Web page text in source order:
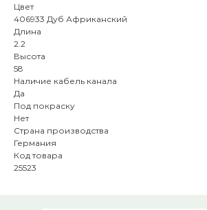
Цвет
406933 Дуб Африканский
Длина
2.2
Высота
58
Наличие кабель канала
Да
Под покраску
Нет
Страна производства
Германия
Код товара
25523